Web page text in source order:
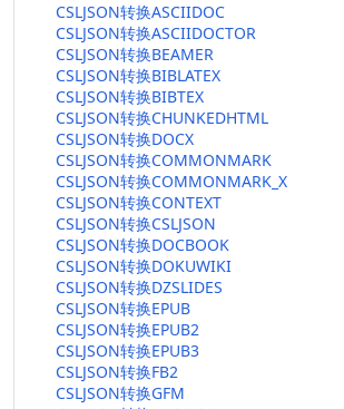
CSLJSON转换ASCIIDOC
CSLJSON转换ASCIIDOCTOR
CSLJSON转换BEAMER
CSLJSON转换BIBLATEX
CSLJSON转换BIBTEX
CSLJSON转换CHUNKEDHTML
CSLJSON转换DOCX
CSLJSON转换COMMONMARK
CSLJSON转换COMMONMARK_X
CSLJSON转换CONTEXT
CSLJSON转换CSLJSON
CSLJSON转换DOCBOOK
CSLJSON转换DOKUWIKI
CSLJSON转换DZSLIDES
CSLJSON转换EPUB
CSLJSON转换EPUB2
CSLJSON转换EPUB3
CSLJSON转换FB2
CSLJSON转换GFM